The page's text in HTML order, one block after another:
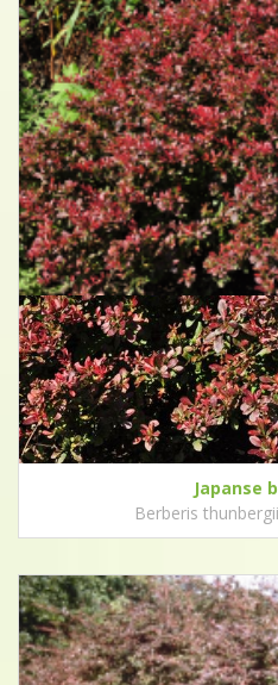
Japanse
Berberis